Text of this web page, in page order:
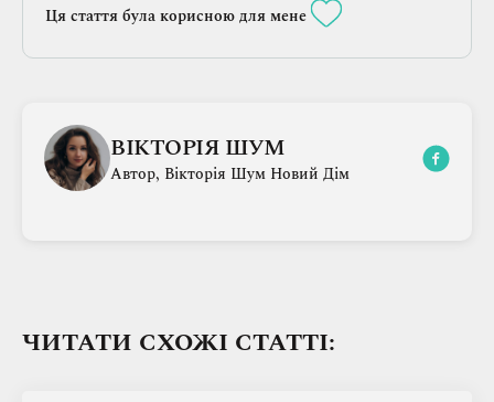
Ця стаття була корисною для мене
ВІКТОРІЯ ШУМ
Автор, Вікторія Шум Новий Дім
ЧИТАТИ СХОЖІ СТАТТІ: